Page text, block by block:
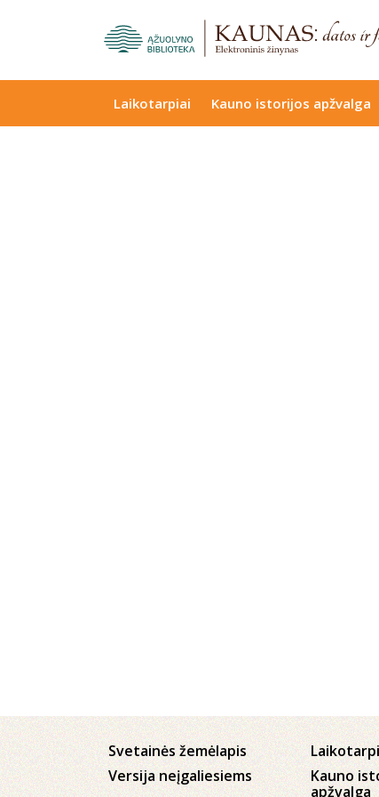
Laikotarpiai Kauno istorijos apžvalga
Svetainės žemėlapis
Versija neįgaliesiems
Kauno
apžvalga